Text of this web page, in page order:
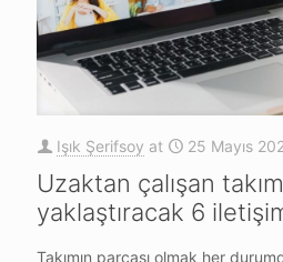
Işık Şerifsoy at 25 Mayıs
Uzaktan çalışan
yaklaştıracak 6
Takımın parçası olmak her